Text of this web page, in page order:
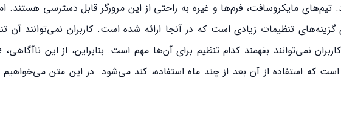
تیم‌های مایکروسافت، فرم‌ها و غیره به راحتی از این مرورگر قابل دسترسی هستند.
گزینه‌های تنظیمات زیادی است که در آنجا ارائه شده است. کاربران نمی‌توانند آن
که استفاده از آن بعد از چند ماه استفاده، کند می‌شود. در این متن